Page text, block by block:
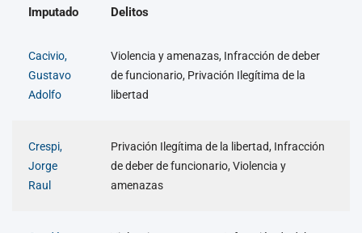
Imputado Delitos
Cacivio,
Gustavo
Adolfo
Violencia y amenazas, Infracción de deber
de funcionario, Privación Ilegítima de la
libertad
Crespi,
Jorge
Raul
Privación Ilegítima de la libertad, Infracción
de deber de funcionario, Violencia y
amenazas